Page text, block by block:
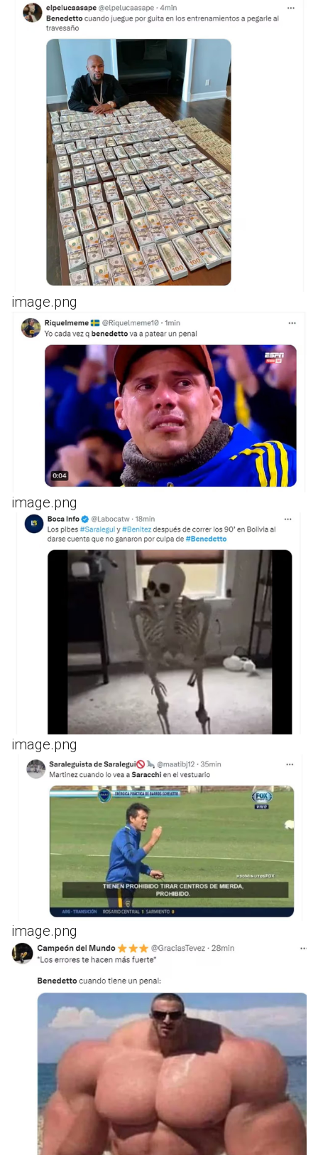
image.png
image.png
image.png
image.png